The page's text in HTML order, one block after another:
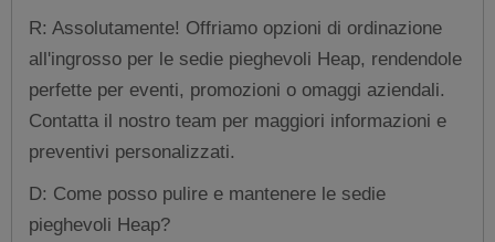
R: Assolutamente! Offriamo opzioni di ordinazione
all'ingrosso per le sedie pieghevoli Heap, rendendole
perfette per eventi, promozioni o omaggi aziendali.
Contatta il nostro team per maggiori informazioni e
preventivi personalizzati.
D: Come posso pulire e mantenere le sedie
pieghevoli Heap?